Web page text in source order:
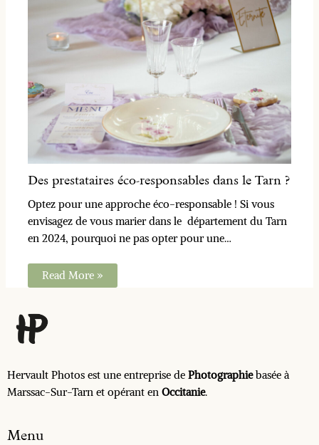
Des prestataires éco-responsables dans le Tarn ?
Optez pour une approche éco-responsable ! Si vous
envisagez de vous marier dans le département du Tarn
en 2024, pourquoi ne pas opter pour une…
Read More »
Hervault Photos est une entreprise de Photographiebasée à
Marssac-Sur-Tarn et opérant en Occitanie.
Menu